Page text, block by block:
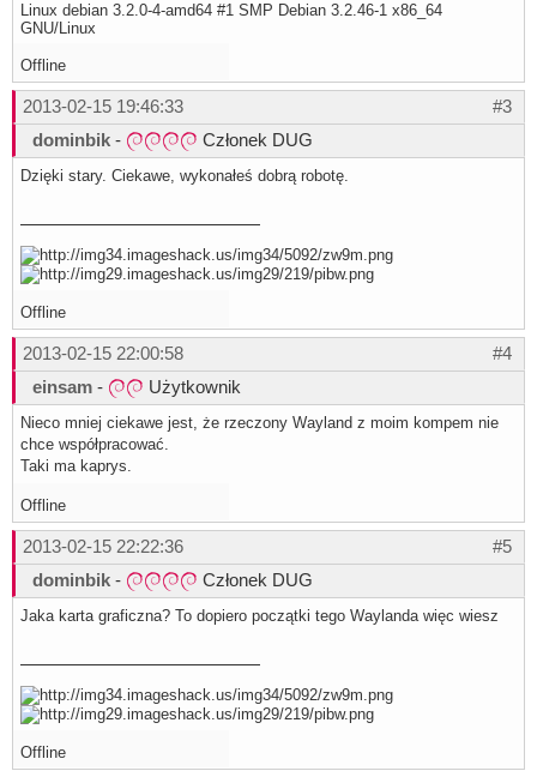
Linux debian 3.2.0-4-amd64 #1 SMP Debian 3.2.46-1 x86_64
GNU/Linux
Offline
#3
2013-02-15 19:46:33
dominbik - Członek DUG
Dzięki stary. Ciekawe, wykonałeś dobrą robotę.
Offline
#4
2013-02-15 22:00:58
einsam - Użytkownik
Nieco mniej ciekawe jest, że rzeczony Wayland z moim kompem nie
chce współpracować.
Taki ma kaprys.
Offline
#5
2013-02-15 22:22:36
dominbik - Członek DUG
Jaka karta graficzna? To dopiero początki tego Waylanda więc wiesz
Offline